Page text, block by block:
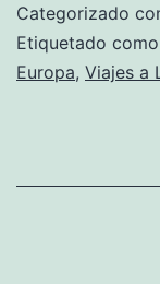
Categorizado
Etiquetado como
Europa, Viajes a